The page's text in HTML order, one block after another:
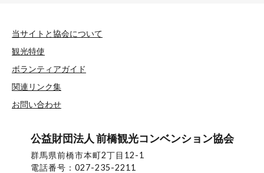
当サイトと協会について
観光特使
ボランティアガイド
関連リンク集
お問い合わせ
公益財団法人 前橋観光コンベンション協会
群馬県前橋市本町2丁目12-1
電話番号：027-235-2211